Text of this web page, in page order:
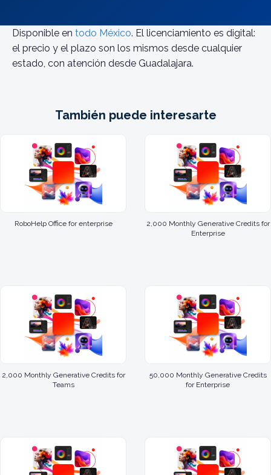
Disponible en todo México. El licenciamiento es digital:
el precio y el plazo son los mismos desde cualquier
estado, con atención desde Guadalajara.
También puede interesarte
RoboHelp Office for enterprise
2,000 Monthly Generative Credits for
Enterprise
2,000 Monthly Generative Credits for
Teams
50,000 Monthly Generative Credits
for Enterprise